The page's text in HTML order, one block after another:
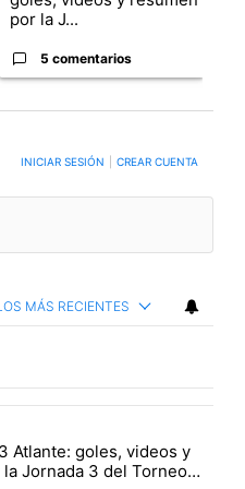
por la J...
5 comentarios
SE PUBLIQUEN NUEVOS COMENTARIOS
INICIAR SESIÓN CREAR CUENTA
MÁS RECIENTES